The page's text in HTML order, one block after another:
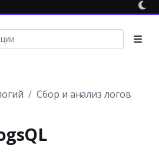
Сбор и анализ логов